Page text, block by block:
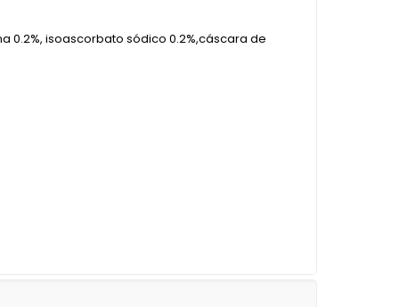
0.2%, isoascorbato sódico 0.2%,cáscara de